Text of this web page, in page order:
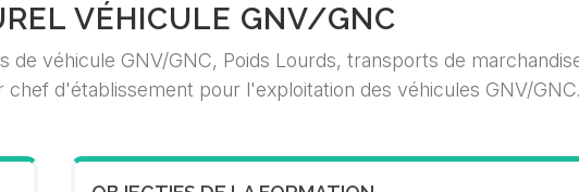
VÉHICULE GNV/GNC
de véhicule GNV/GNC, Poids Lourds, transports de
d'établissement pour l'exploitation des véhicules GNV/GNC.